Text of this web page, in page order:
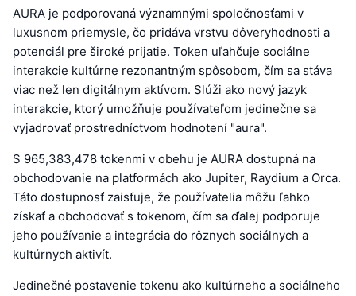
AURA je podporovaná významnými spoločnosťami v
luxusnom priemysle, čo pridáva vrstvu dôveryhodnosti a
potenciál pre široké prijatie. Token uľahčuje sociálne
interakcie kultúrne rezonantným spôsobom, čím sa stáva
viac než len digitálnym aktívom. Slúži ako nový jazyk
interakcie, ktorý umožňuje používateľom jedinečne sa
vyjadrovať prostredníctvom hodnotení "aura".
S 965,383,478 tokenmi v obehu je AURA dostupná na
obchodovanie na platformách ako Jupiter, Raydium a Orca.
Táto dostupnosť zaisťuje, že používatelia môžu ľahko
získať a obchodovať s tokenom, čím sa ďalej podporuje
jeho používanie a integrácia do rôznych sociálnych a
kultúrnych aktivít.
Jedinečné postavenie tokenu ako kultúrneho a sociálneho